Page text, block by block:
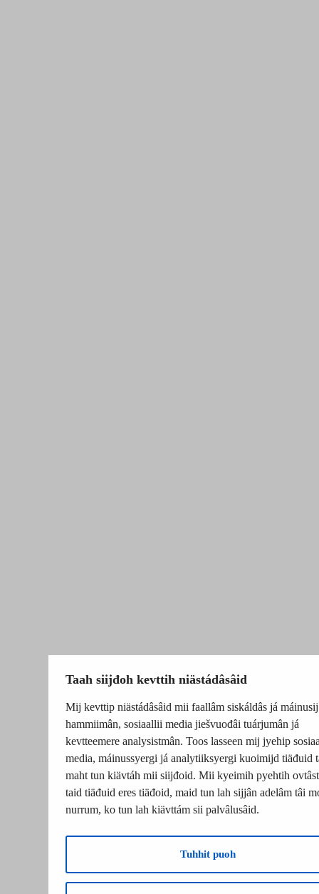
Taah siijđoh kevttih niästádâsâid
Mij kevttip niästádâsâid mii faallâm siskáldâs já máinusij
hammiimân, sosiaallii media jiešvuođâi tuárjumân já
kevtteemere analysistmân. Toos lasseen mij jyehip
media, máinussyergi já analytiiksyergi kuoimijd tiäđuid
maht tun kiävtáh mii siijđoid. Mii kyeimih pyehtih
taid tiäđuid eres tiäđoid, maid tun lah sijjân adelâm tâi
nurrum, ko tun lah kiävttám sii palvâlusâid.
Tuhhit puoh